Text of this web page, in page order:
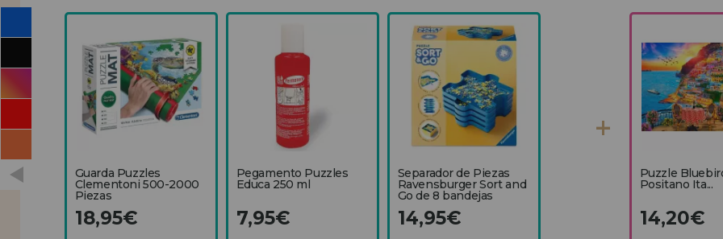
Guarda Puzzles
Clementoni 500-2000
Piezas
18,95€
Pegamento Puzzles
Educa 250 ml
7,95€
Separador de Piezas
Ravensburger Sort and
Go de 8 bandejas
14,95€
Puzzle
Positano Ita...
14,20€